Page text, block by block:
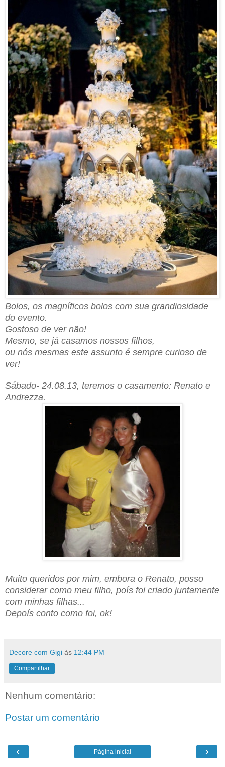
Bolos, os magníficos bolos com sua grandiosidade
do evento.
Gostoso de ver não!
Mesmo, se já casamos nossos filhos,
ou nós mesmas este assunto é sempre curioso de
ver!
Sábado- 24.08.13, teremos o casamento: Renato e
Andrezza.
Muito queridos por mim, embora o Renato, posso
considerar como meu filho, poís foi criado juntamente
com minhas filhas...
Depoís conto como foi, ok!
Decore com Gigi às 12:44 PM
Compartilhar
Nenhum comentário:
Postar um comentário
‹ ›
Página inicial